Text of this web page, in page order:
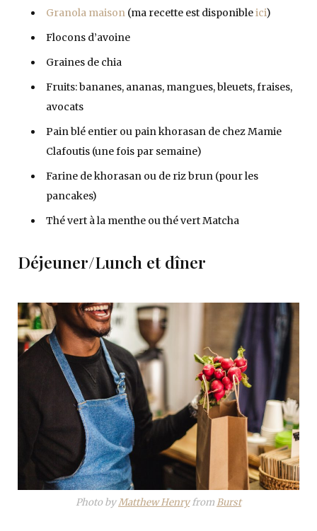
Granola maison (ma recette est disponibleici)
Flocons d’avoine
Graines de chia
Fruits: bananes, ananas, mangues, bleuets, fraises,
avocats
Pain blé entier ou pain khorasan de chez Mamie
Clafoutis (une fois par semaine)
Farine de khorasan ou de riz brun (pour les
pancakes)
Thé vert à la menthe ou thé vert Matcha
Déjeuner/Lunch et dîner
Photo byMatthew HenryfromBurst